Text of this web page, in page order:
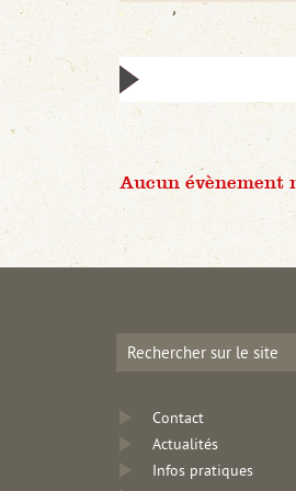
Aucun évènement
Contact
Actualités
Infos pratiques